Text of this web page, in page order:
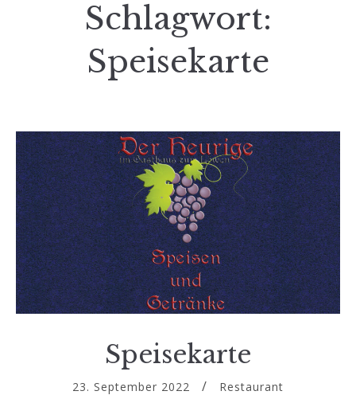
Schlagwort:
Speisekarte
Speisekarte
23. September 2022 Restaurant